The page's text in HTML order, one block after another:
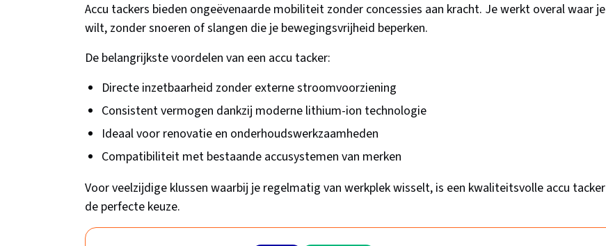
Accu tackers bieden ongeëvenaarde mobiliteit zonder concessies aan kracht. Je werkt overal waar je
wilt, zonder snoeren of slangen die je bewegingsvrijheid beperken.
De belangrijkste voordelen van een accu tacker:
Directe inzetbaarheid zonder externe stroomvoorziening
Consistent vermogen dankzij moderne lithium-ion technologie
Ideaal voor renovatie en onderhoudswerkzaamheden
Compatibiliteit met bestaande accusystemen van merken
Voor veelzijdige klussen waarbij je regelmatig van werkplek wisselt, is een kwaliteitsvolle accu tacker
de perfecte keuze.